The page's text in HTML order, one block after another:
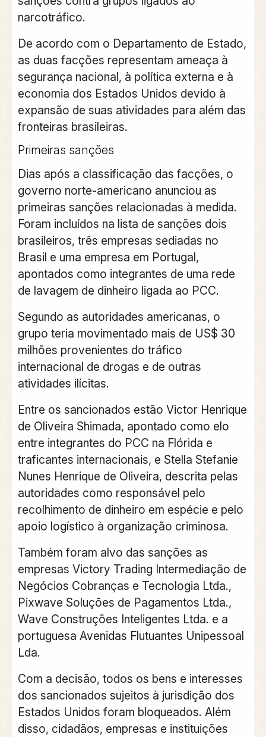
narcotráfico.
De acordo com o Departamento de Estado,
as duas facções representam ameaça à
segurança nacional, à política externa e à
economia dos Estados Unidos devido à
expansão de suas atividades para além das
fronteiras brasileiras.
Primeiras sanções
Dias após a classificação das facções, o
governo norte-americano anunciou as
primeiras sanções relacionadas à medida.
Foram incluídos na lista de sanções dois
brasileiros, três empresas sediadas no
Brasil e uma empresa em Portugal,
apontados como integrantes de uma rede
de lavagem de dinheiro ligada ao PCC.
Segundo as autoridades americanas, o
grupo teria movimentado mais de US$ 30
milhões provenientes do tráfico
internacional de drogas e de outras
atividades ilícitas.
Entre os sancionados estão Victor Henrique
de Oliveira Shimada, apontado como elo
entre integrantes do PCC na Flórida e
traficantes internacionais, e Stella Stefanie
Nunes Henrique de Oliveira, descrita pelas
autoridades como responsável pelo
recolhimento de dinheiro em espécie e pelo
apoio logístico à organização criminosa.
Também foram alvo das sanções as
empresas Victory Trading Intermediação de
Negócios Cobranças e Tecnologia Ltda.,
Pixwave Soluções de Pagamentos Ltda.,
Wave Construções Inteligentes Ltda. e a
portuguesa Avenidas Flutuantes Unipessoal
Lda.
Com a decisão, todos os bens e interesses
dos sancionados sujeitos à jurisdição dos
Estados Unidos foram bloqueados. Além
disso, cidadãos, empresas e instituições